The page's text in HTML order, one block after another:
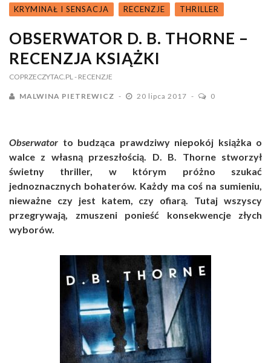
KRYMINAŁ I SENSACJA RECENZJE THRILLER
OBSERWATOR D. B. THORNE –
RECENZJA KSIĄŻKI
COPRZECZYTAC.PL - RECENZJE
MALWINA PIETREWICZ 20 lipca 2017 0
Obserwator to budząca prawdziwy niepokój książka o
walce z własną przeszłością. D. B. Thorne stworzył
świetny thriller, w którym próżno szukać
jednoznacznych bohaterów. Każdy ma coś na sumieniu,
nieważne czy jest katem, czy ofiarą. Tutaj wszyscy
przegrywają, zmuszeni ponieść konsekwencje złych
wyborów.